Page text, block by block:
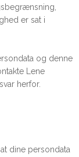
er sat i
og denne
Lene
herfor.
dine persondata